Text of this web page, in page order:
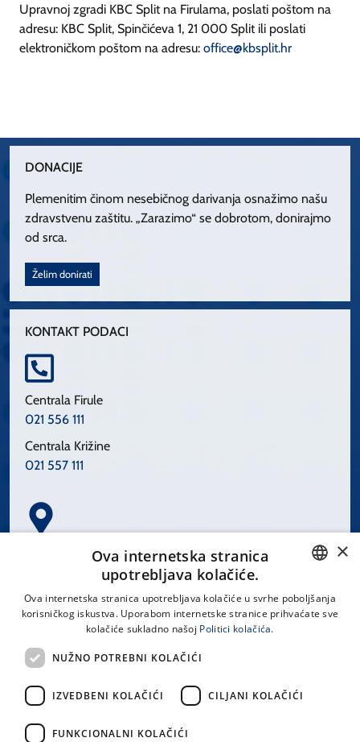
Upravnoj zgradi KBC Split na Firulama, poslati poštom na
adresu: KBC Split, Spinčićeva 1, 21 000 Split ili poslati
elektroničkom poštom na adresu: office@kbsplit.hr
DONACIJE
Plemenitim činom nesebičnog darivanja osnažimo našu
zdravstvenu zaštitu. „Zarazimo“ se dobrotom, donirajmo
od srca.
Želim donirati
KONTAKT PODACI
Centrala Firule
021 556 111
Centrala Križine
021 557 111
Spinčićeva 1, 21000 Split
LINKOVI
Uvjeti korištenja
CROATIAN
×
Ova internetska stranica
upotrebljava kolačiće.
Ova internetska stranica upotrebljava kolačiće u svrhe poboljšanja
korisničkog iskustva. Uporabom internetske stranice prihvaćate sve
kolačiće sukladno našoj Politici kolačića.
NUŽNO POTREBNI KOLAČIĆI
IZVEDBENI KOLAČIĆI CILJANI KOLAČIĆI
FUNKCIONALNI KOLAČIĆI